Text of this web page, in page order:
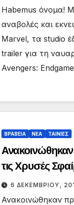
Habemus όνομα!
αναβολές και
Marvel, τα studio
trailer για τη
Avengers:
ΒΡΑΒΕΙΑ ΝΕΑ ΤΑΙΝΙΕΣ
Ανακοινώθηκαν
τις Χρυσές
6 ΔΕΚΕΜΒΡΊΟΥ,
Ανακοινώθηκαν